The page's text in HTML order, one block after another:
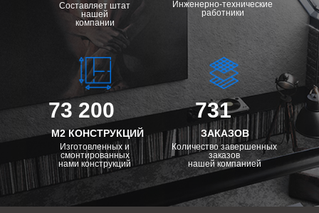
Составляет штат
нашей
компании
73 200
М2 КОНСТРУКЦИЙ
Изготовленных и
смонтированных
нами конструкций
731
ЗАКАЗОВ
Количество завершенных
заказов
нашей компанией
Инженерно-технические
работники